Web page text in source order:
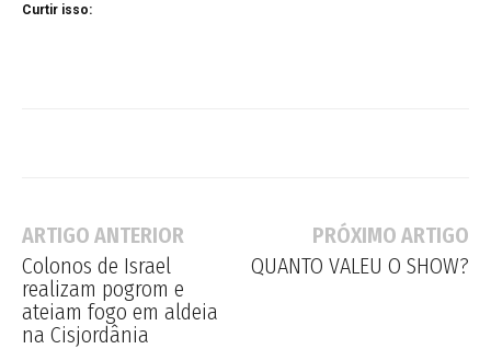
Curtir isso:
ARTIGO ANTERIOR
Colonos de Israel
realizam pogrom e
ateiam fogo em aldeia
na Cisjordânia
PRÓXIMO ARTIGO
QUANTO VALEU O SHOW?